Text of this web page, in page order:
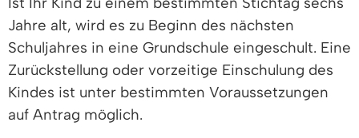
Jahre alt, wird es zu Beginn des nächsten
Schuljahres in eine Grundschule eingeschult. Eine
Zurückstellung oder vorzeitige Einschulung des
Kindes ist unter bestimmten Voraussetzungen
auf Antrag möglich.